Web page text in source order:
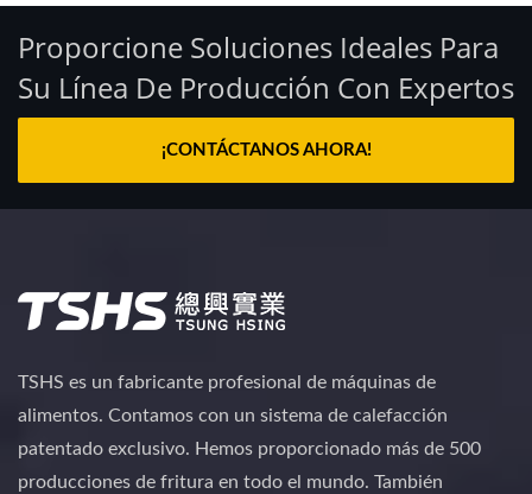
Proporcione Soluciones Ideales Para
Su Línea De Producción Con Expertos
¡CONTÁCTANOS AHORA!
TSHS es un fabricante profesional de máquinas de
alimentos. Contamos con un sistema de calefacción
patentado exclusivo. Hemos proporcionado más de 500
producciones de fritura en todo el mundo. También